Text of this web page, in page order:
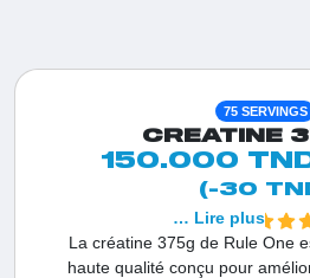
75 SERVINGS
CREATINE
150.000
(-30
La créatine 375g de Rule One
haute qualité conçu pour
… Lire plus